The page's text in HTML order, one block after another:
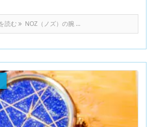
読む NOZ（ノズ）の腕 ...